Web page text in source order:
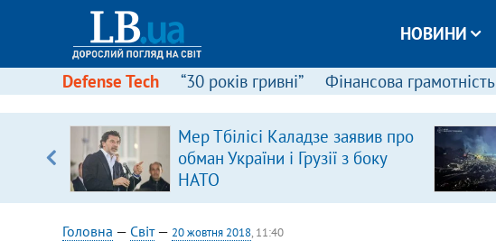
НОВИНИ
Defense Tech “30 років гривні” Фінансова грамотність
Мер Тбілісі Каладзе заявив про
обман України і Грузії з боку
НАТО
Головна — Світ— 20 жовтня 2018, 11:40